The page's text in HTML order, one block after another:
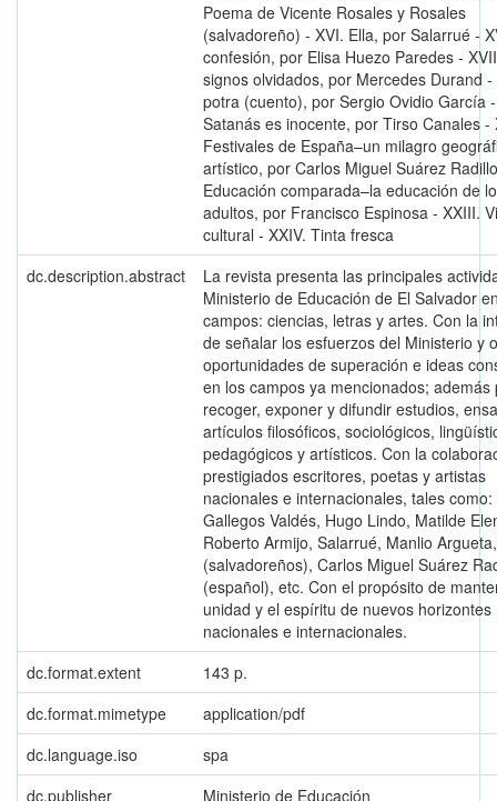
Poema de Vicente Rosales y Rosales
(salvadoreño) - XVI. Ella, por Salarrué -
confesión, por Elisa Huezo Paredes -
signos olvidados, por Mercedes Durand -
potra (cuento), por Sergio Ovidio García
Satanás es inocente, por Tirso Canales -
Festivales de España–un milagro
artístico, por Carlos Miguel Suárez
Educación comparada–la educación de
adultos, por Francisco Espinosa - XXIII.
cultural - XXIV. Tinta fresca
dc.description.abstract
La revista presenta las principales
Ministerio de Educación de El Salvador
campos: ciencias, letras y artes. Con la
de señalar los esfuerzos del Ministerio y
oportunidades de superación e ideas
en los campos ya mencionados; además
recoger, exponer y difundir estudios,
artículos filosóficos, sociológicos,
pedagógicos y artísticos. Con la
prestigiados escritores, poetas y artistas
nacionales e internacionales, tales como:
Gallegos Valdés, Hugo Lindo, Matilde
Roberto Armijo, Salarrué, Manlio Argueta,
(salvadoreños), Carlos Miguel Suárez
(español), etc. Con el propósito de
unidad y el espíritu de nuevos horizontes
nacionales e internacionales.
dc.format.extent
143 p.
dc.format.mimetype
application/pdf
dc.language.iso
spa
dc.publisher
Ministerio de Educación